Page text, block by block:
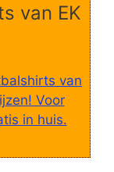
van EK
van
Voor
in huis.